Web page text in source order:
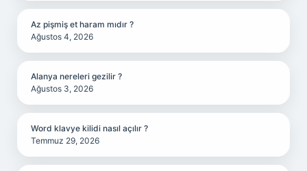
Az pişmiş et haram mıdır ?
Ağustos 4, 2026
Alanya nereleri gezilir ?
Ağustos 3, 2026
Word klavye kilidi nasıl açılır ?
Temmuz 29, 2026